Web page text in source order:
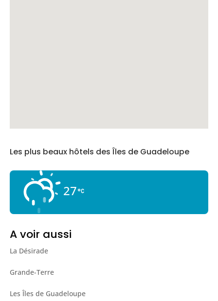
Les plus beaux hôtels des Îles de Guadeloupe
27
A voir aussi
La Désirade
Grande-Terre
Les Îles de Guadeloupe